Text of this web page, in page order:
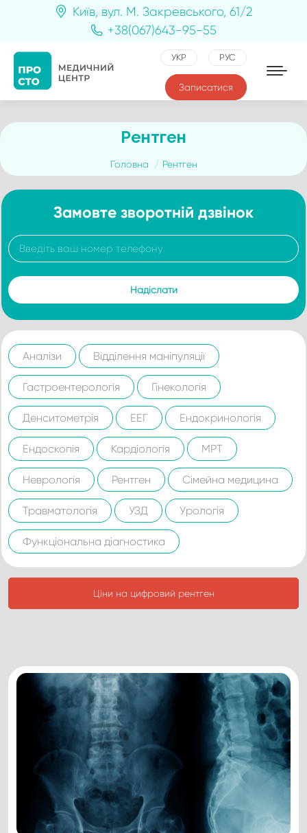
Київ, вул. М. Закревського, 61/2
+38(067)643-95-55
УКР РУС
Записатися
Рентген
You are here:
Головна Рентген
Замовте зворотній дзвінок
Аналізи Відділення маніпуляції
Гастроентерологія Гінекологія
Денситометрія ЕЕГ Ендокринологія
Ендоскопія Кардіологія МРТ
Неврологія Рентген Сімейна медицина
Травматологія УЗД Урологія
Функціональна діагностика
Ціни на цифровий рентген